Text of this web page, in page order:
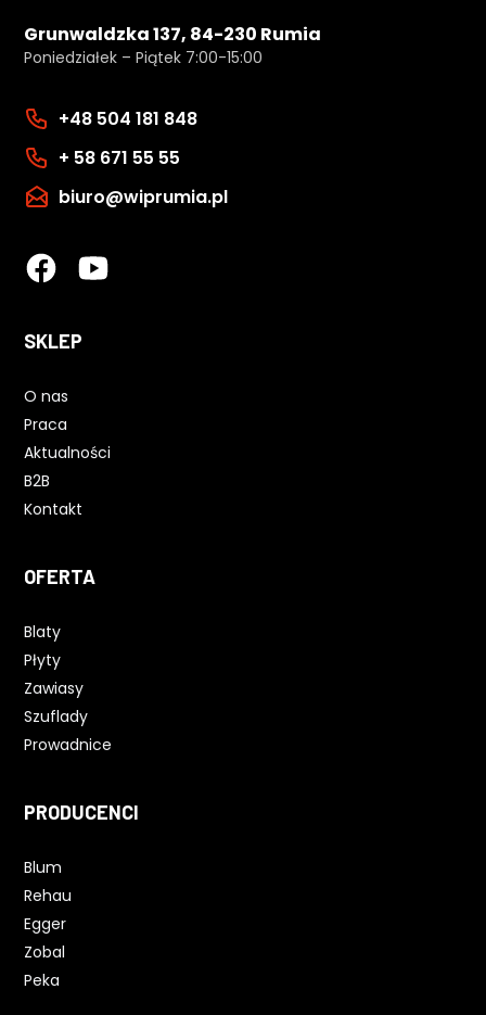
Grunwaldzka 137, 84-230 Rumia
Poniedziałek – Piątek 7:00-15:00
+48 504 181 848
+ 58 671 55 55
biuro@wiprumia.pl
SKLEP
O nas
Praca
Aktualności
B2B
Kontakt
OFERTA
Blaty
Płyty
Zawiasy
Szuflady
Prowadnice
PRODUCENCI
Blum
Rehau
Egger
Zobal
Peka